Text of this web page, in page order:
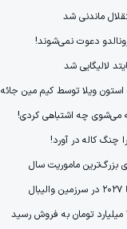
ماندنی شد
لالیگایی شد
استون ویلا توسط کیم مین جائه
می‌شوی چه اشتباهی کردی!
چنگ کاله در آورد!
بزرگ‌ترین ماموریت سال